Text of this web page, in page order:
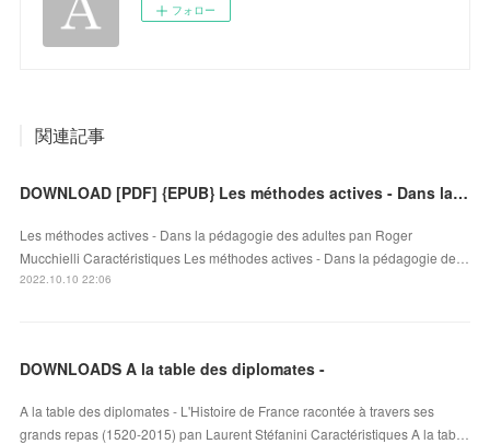
フォロー
関連記事
DOWNLOAD [PDF] {EPUB} Les méthodes actives - Dans la pédagogie des adultes
Les méthodes actives - Dans la pédagogie des adultes pan Roger
Mucchielli Caractéristiques Les méthodes actives - Dans la pédagogie de…
2022.10.10 22:06
DOWNLOADS A la table des diplomates -
A la table des diplomates - L'Histoire de France racontée à travers ses
grands repas (1520-2015) pan Laurent Stéfanini Caractéristiques A la tab…